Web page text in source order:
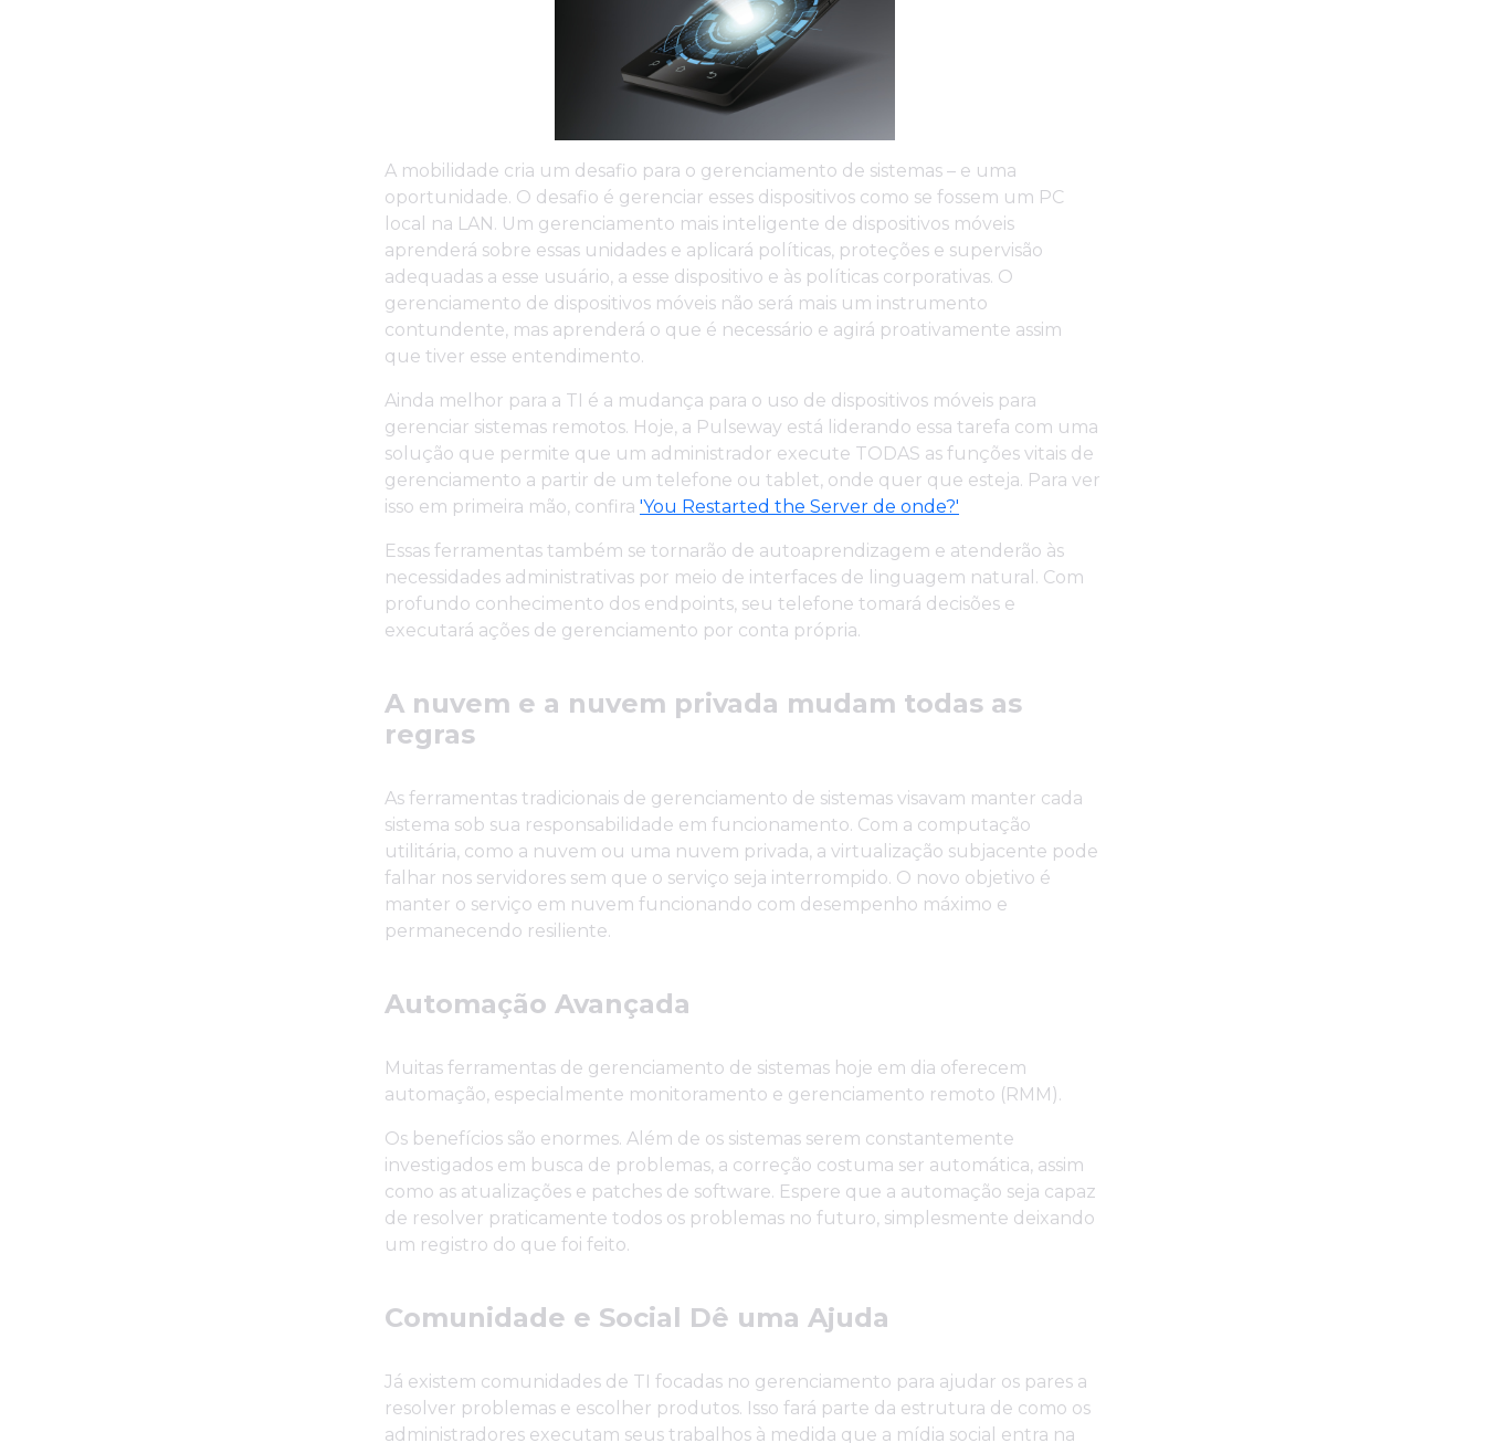
A mobilidade cria um desafio para o gerenciamento de sistemas – e uma
oportunidade. O desafio é gerenciar esses dispositivos como se fossem um PC
local na LAN. Um gerenciamento mais inteligente de dispositivos móveis
aprenderá sobre essas unidades e aplicará políticas, proteções e supervisão
adequadas a esse usuário, a esse dispositivo e às políticas corporativas. O
gerenciamento de dispositivos móveis não será mais um instrumento
contundente, mas aprenderá o que é necessário e agirá proativamente assim
que tiver esse entendimento.
Ainda melhor para a TI é a mudança para o uso de dispositivos móveis para
gerenciar sistemas remotos. Hoje, a Pulseway está liderando essa tarefa com uma
solução que permite que um administrador execute TODAS as funções vitais de
gerenciamento a partir de um telefone ou tablet, onde quer que esteja. Para ver
isso em primeira mão, confira 'You Restarted the Server de onde?'
Essas ferramentas também se tornarão de autoaprendizagem e atenderão às
necessidades administrativas por meio de interfaces de linguagem natural. Com
profundo conhecimento dos endpoints, seu telefone tomará decisões e
executará ações de gerenciamento por conta própria.
A nuvem e a nuvem privada mudam todas as
regras
As ferramentas tradicionais de gerenciamento de sistemas visavam manter cada
sistema sob sua responsabilidade em funcionamento. Com a computação
utilitária, como a nuvem ou uma nuvem privada, a virtualização subjacente pode
falhar nos servidores sem que o serviço seja interrompido. O novo objetivo é
manter o serviço em nuvem funcionando com desempenho máximo e
permanecendo resiliente.
Automação Avançada
Muitas ferramentas de gerenciamento de sistemas hoje em dia oferecem
automação, especialmente monitoramento e gerenciamento remoto (RMM).
Os benefícios são enormes. Além de os sistemas serem constantemente
investigados em busca de problemas, a correção costuma ser automática, assim
como as atualizações e patches de software. Espere que a automação seja capaz
de resolver praticamente todos os problemas no futuro, simplesmente deixando
um registro do que foi feito.
Comunidade e Social Dê uma Ajuda
Já existem comunidades de TI focadas no gerenciamento para ajudar os pares a
resolver problemas e escolher produtos. Isso fará parte da estrutura de como os
administradores executam seus trabalhos à medida que a mídia social entra na